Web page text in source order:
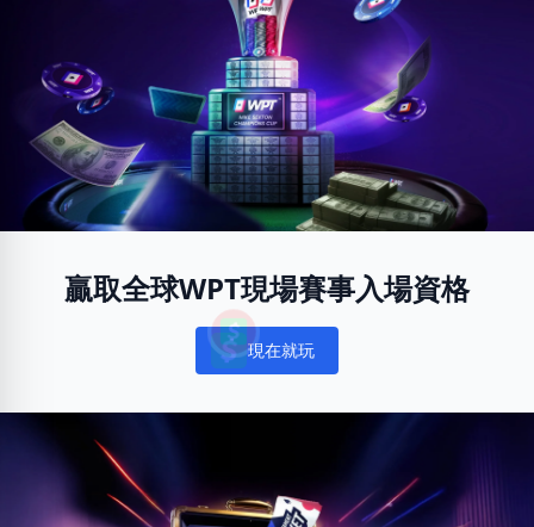
贏取全球WPT現場賽事入場資格
Notifications
現在就玩